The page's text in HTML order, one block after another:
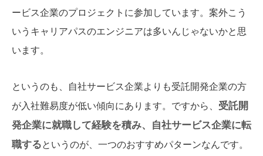
ービス企業のプロジェクトに参加しています。案外こう
いうキャリアパスのエンジニアは多いんじゃないかと思
います。
というのも、自社サービス企業よりも受託開発企業の方
が入社難易度が低い傾向にあります。ですから、 受託開
発企業に就職して経験を積み、自社サービス企業に転
職するというのが、一つのおすすめパターンなんです。